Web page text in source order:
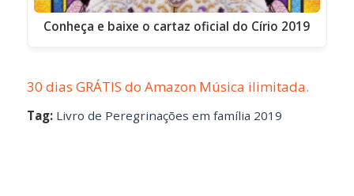
Conheça e baixe o cartaz oficial do Círio 2019
30 dias GRÁTIS do Amazon Música ilimitada.
Tag: Livro de Peregrinações em família 2019